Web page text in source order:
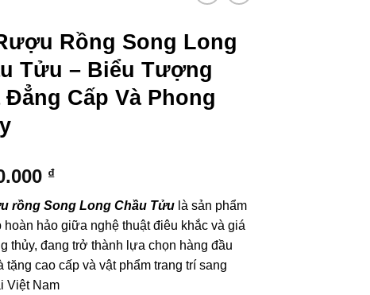
Rồng Song Long
Tửu – Biểu Tượng
Đẳng Cấp Và Phong
₫
rồng Song Long Chầu Tửu là sản phẩm
hoàn hảo giữa nghệ thuật điêu khắc và giá
thủy, đang trở thành lựa chọn hàng đầu
tặng cao cấp và vật phẩm trang trí sang
Việt Nam